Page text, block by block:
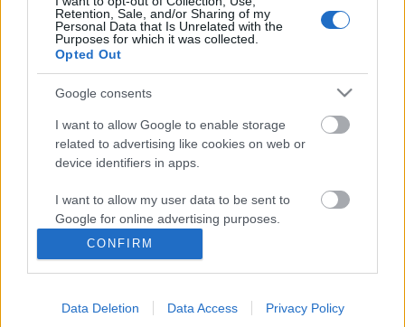
Retention, Sale, and/or Sharing of my
Personal Data that Is Unrelated with the
Purposes for which it was collected.
Opted Out
Google consents
I want to allow Google to enable storage
related to advertising like cookies on web or
device identifiers in apps.
I want to allow my user data to be sent to
Google for online advertising purposes.
I want to allow Google to send me
personalized advertising.
I want to allow Google to enable storage
CONFIRM
Data Deletion Data Access Privacy Policy
hírbehozó•2009. április 13.
A hét egyik legjobb írása Zerkingé, aki megtörve a
hallgatást, a pornószájt-készítéssel kapcsolatos
tapasztalatairól írt hiánypótló postot. Aztán: éles az
Indexen a Google Latitude-embervadászat
projektről készült videó. A Latitude-del
kapcsolatban amúgy mostanában volt…
A zene terjedési sebessége a
Twitteren...
hírbehozó•2009. január 29.
...meglehetősen gyors. Köszönhetően a tavaly